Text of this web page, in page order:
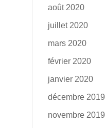
août 2020
juillet 2020
mars 2020
février 2020
janvier 2020
décembre 2019
novembre 2019